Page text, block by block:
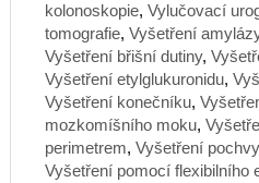
kolonoskopie, Vylučovací
tomografie, Vyšetření
Vyšetření břišní dutiny,
Vyšetření etylglukuronidu,
Vyšetření konečníku,
mozkomíšního moku,
perimetrem, Vyšetření
Vyšetření pomocí flexibilního